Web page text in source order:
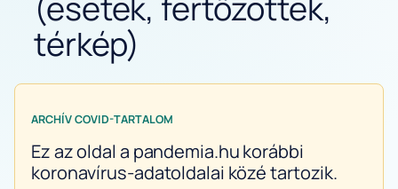
térkép)
ARCHÍV COVID-TARTALOM
Ez az oldal a pandemia.hu korábbi
koronavírus-adatoldalai közé tartozik.